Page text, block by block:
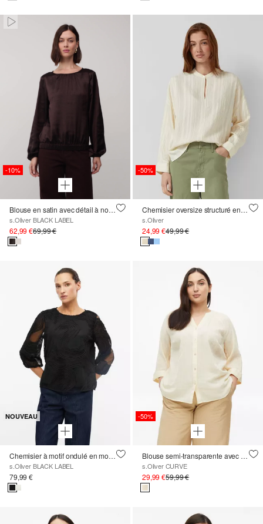
Paused • Muted
-10%
Blouse en satin avec détail à nouer à la base
s.Oliver BLACK LABEL
62,99 €69,99 €
-50%
Chemisier oversize structuré en mélange de viscose
s.Oliver
24,99 €49,99 €
NOUVEAU
Chemisier à motif ondulé en mousseline
s.Oliver BLACK LABEL
79,99 €
-50%
Blouse semi-transparente avec structure
s.Oliver CURVE
29,99 €59,99 €